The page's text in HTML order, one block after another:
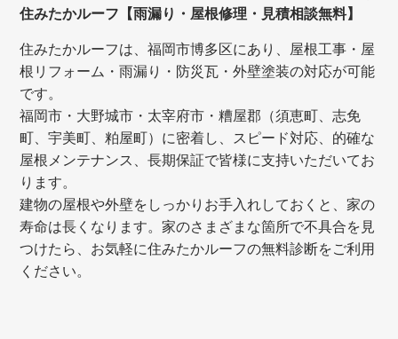
住みたかルーフ【雨漏り・屋根修理・見積相談無料】
住みたかルーフは、福岡市博多区にあり、屋根工事・屋
根リフォーム・雨漏り・防災瓦・外壁塗装の対応が可能
です。
福岡市・大野城市・太宰府市・糟屋郡（須恵町、志免
町、宇美町、粕屋町）に密着し、スピード対応、的確な
屋根メンテナンス、長期保証で皆様に支持いただいてお
ります。
建物の屋根や外壁をしっかりお手入れしておくと、家の
寿命は長くなります。家のさまざまな箇所で不具合を見
つけたら、お気軽に住みたかルーフの無料診断をご利用
ください。